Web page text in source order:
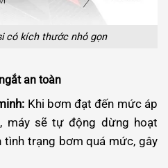
có kích thước nhỏ gọn
an toàn
Khi bơm đạt đến mức áp
máy sẽ tự động dừng hoạt
tình trạng bơm quá mức, gây